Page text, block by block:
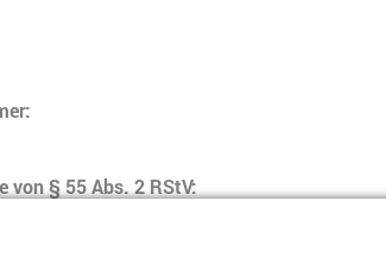
§ 55 Abs. 2 RStV: